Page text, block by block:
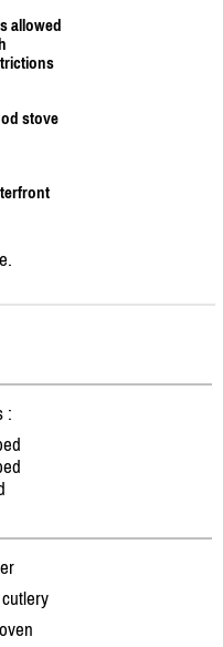
allowed
stove
: